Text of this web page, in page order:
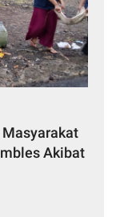
Masyarakat
Akibat